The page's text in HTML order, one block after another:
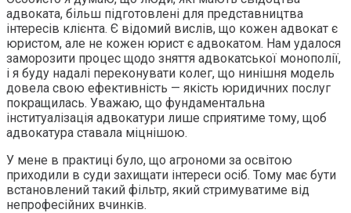
адвоката, більш підготовлені для представництва
інтересів клієнта. Є відомий вислів, що кожен адвокат є
юристом, але не кожен юрист є адвокатом. Нам удалося
заморозити процес щодо зняття адвокатської монополії,
і я буду надалі переконувати колег, що нинішня модель
довела свою ефективність — якість юридичних послуг
покращилась. Уважаю, що фундаментальна
інституалізація адвокатури лише сприятиме тому, щоб
адвокатура ставала міцнішою.
У мене в практиці було, що агрономи за освітою
приходили в суди захищати інтереси осіб. Тому має бути
встановлений такий фільтр, який стримуватиме від
непрофесійних вчинків.